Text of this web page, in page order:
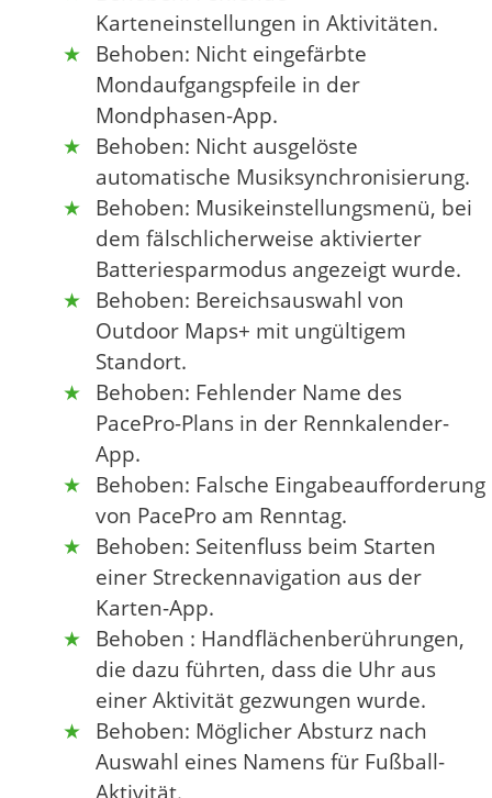
Karteneinstellungen in Aktivitäten.
Behoben: Nicht eingefärbte
Mondaufgangspfeile in der
Mondphasen-App.
Behoben: Nicht ausgelöste
automatische Musiksynchronisierung.
Behoben: Musikeinstellungsmenü, bei
dem fälschlicherweise aktivierter
Batteriesparmodus angezeigt wurde.
Behoben: Bereichsauswahl von
Outdoor Maps+ mit ungültigem
Standort.
Behoben: Fehlender Name des
PacePro-Plans in der Rennkalender-
App.
Behoben: Falsche Eingabeaufforderung
von PacePro am Renntag.
Behoben: Seitenfluss beim Starten
einer Streckennavigation aus der
Karten-App.
Behoben : Handflächenberührungen,
die dazu führten, dass die Uhr aus
einer Aktivität gezwungen wurde.
Behoben: Möglicher Absturz nach
Auswahl eines Namens für Fußball-
Aktivität.